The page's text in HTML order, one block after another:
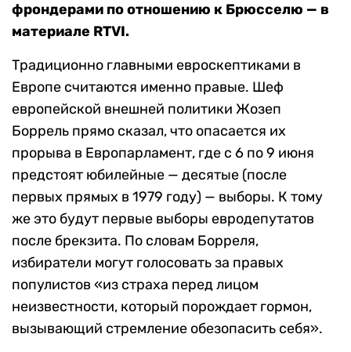
фрондерами по отношению к Брюсселю — в
материале RTVI.
Традиционно главными евроскептиками в
Европе считаются именно правые. Шеф
европейской внешней политики Жозеп
Боррель прямо сказал, что опасается их
прорыва в Европарламент, где с 6 по 9 июня
предстоят юбилейные — десятые (после
первых прямых в 1979 году) — выборы. К тому
же это будут первые выборы евродепутатов
после брекзита. По словам Борреля,
избиратели могут голосовать за правых
популистов «из страха перед лицом
неизвестности, который порождает гормон,
вызывающий стремление обезопасить себя».